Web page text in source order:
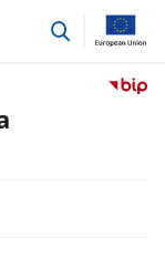
przejdź
Przejdź